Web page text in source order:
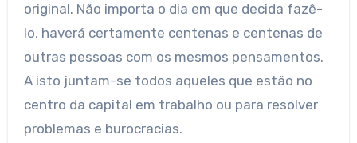
original. Não importa o dia em que decida fazê-
lo, haverá certamente centenas e centenas de
outras pessoas com os mesmos pensamentos.
A isto juntam-se todos aqueles que estão no
centro da capital em trabalho ou para resolver
problemas e burocracias.